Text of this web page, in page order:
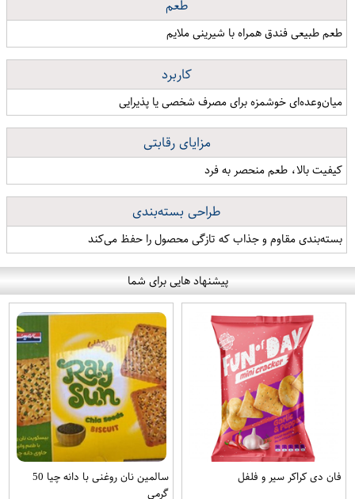
طعم
طعم طبیعی فندق همراه با شیرینی ملایم
کاربرد
میان‌وعده‌ای خوشمزه برای مصرف شخصی یا پذیرایی
مزایای رقابتی
کیفیت بالا، طعم منحصر به فرد
طراحی بسته‌بندی
بسته‌بندی مقاوم و جذاب که تازگی محصول را حفظ می‌کند
پیشنهاد هایی برای شما
فان دی کراکر سیر و فلفل
سالمین نان روغنی با دانه چیا 50
گرمی